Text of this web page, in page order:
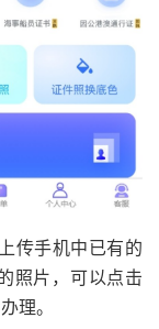
传手机中已有的
照片，可以点击
理。